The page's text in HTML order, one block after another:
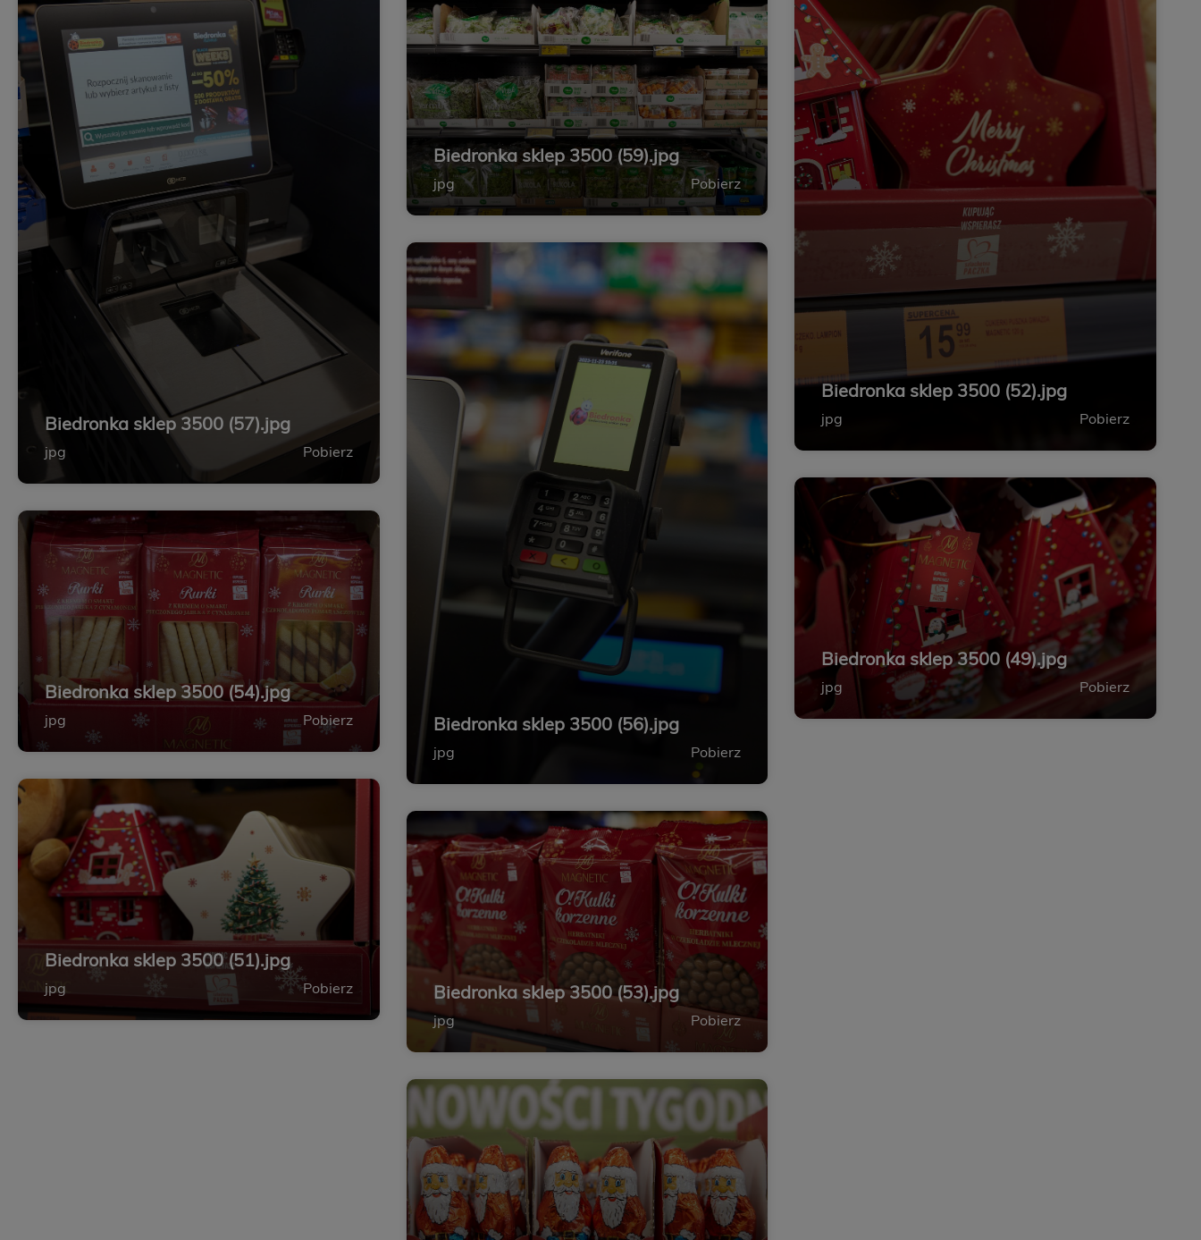
Biedronka sklep 3500 (57).jpg
jpg Pobierz
Biedronka sklep 3500 (54).jpg
jpg Pobierz
Biedronka sklep 3500 (51).jpg
jpg Pobierz
Biedronka sklep 3500 (59).jpg
jpg Pobierz
Biedronka sklep 3500 (56).jpg
jpg Pobierz
Biedronka sklep 3500 (53).jpg
jpg Pobierz
Biedronka sklep 3500 (52).jpg
jpg Pobierz
Biedronka sklep 3500 (49).jpg
jpg Pobierz